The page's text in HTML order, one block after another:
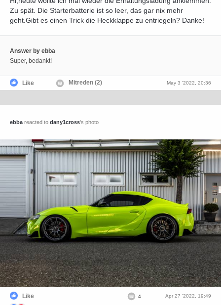
Zu spät. Die Starterbatterie ist so leer, das gar nix mehr
geht.Gibt es einen Trick die Heckklappe zu entriegeln? Danke!
Answer by ebba
Super, bedankt!
May 3 '2022, 20:36
Like Mitreden (2)
ebba reacted to dany1cross's photo
Apr 27 '2022, 19:49
Like 4